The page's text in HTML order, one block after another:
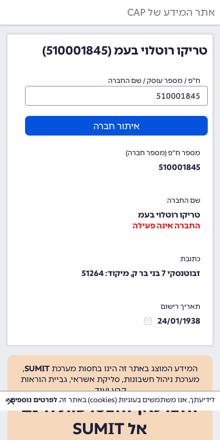
אתר המידע של CAP
טריקו רוטלוי בעמ (510001845)
ח"פ / מספר עוסק / שם החברה
איתור חברה
מספר ח"פ (מספר חברה)
510001845
שם החברה
טריקו רוטלוי בעמ
החברה אינה פעילה
כתובת
זבוטנסקי 7 בני בר ק, מיקוד: 51264
תאריך רישום
24/01/1938
המידע המוצג באתר זה הינו בחסות מערכת SUMIT
,
מערכת ניהול חשבונות, סליקת אשראי, גביית הוראות
קבע ועוד.
לחצו כאן להצטרפות חינם
אל SUMIT
לידיעתך, אנו משתמשים בעוגיות (cookies) באתר זה. לפרטים נוספים »